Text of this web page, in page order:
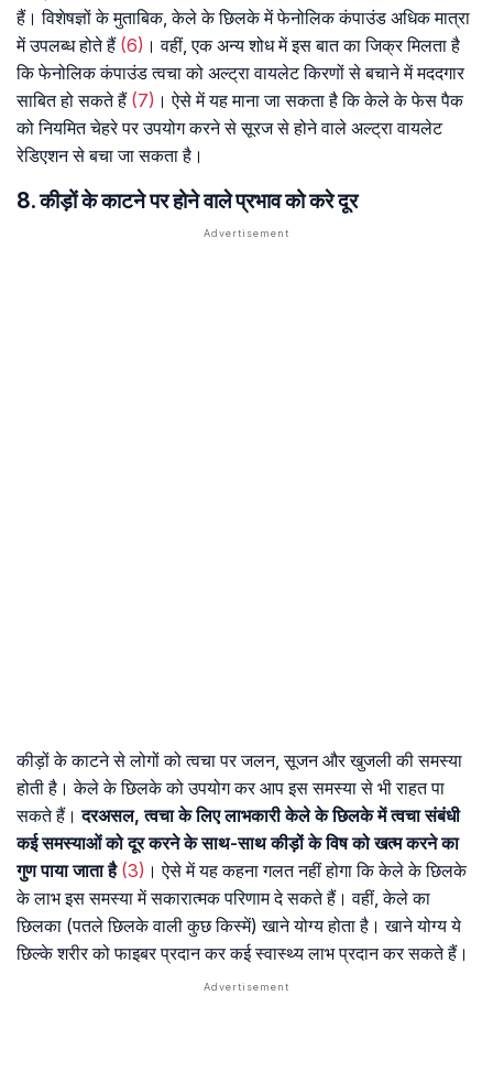
हैं। विशेषज्ञों के मुताबिक, केले के छिलके में फेनोलिक कंपाउंड अधिक मात्रा
में उपलब्ध होते हैं (6) । वहीं, एक अन्य शोध में इस बात का जिक्र मिलता है
कि फेनोलिक कंपाउंड त्वचा को अल्ट्रा वायलेट किरणों से बचाने में मददगार
साबित हो सकते हैं (7) । ऐसे में यह माना जा सकता है कि केले के फेस पैक
को नियमित चेहरे पर उपयोग करने से सूरज से होने वाले अल्ट्रा वायलेट
रेडिएशन से बचा जा सकता है।
8. कीड़ों के काटने पर होने वाले प्रभाव को करे दूर
कीड़ों के काटने से लोगों को त्वचा पर जलन, सूजन और खुजली की समस्या
होती है। केले के छिलके को उपयोग कर आप इस समस्या से भी राहत पा
सकते हैं।दरअसल, त्वचा के लिए लाभकारी केले के छिलके में त्वचा संबंधी
कई समस्याओं को दूर करने के साथ-साथ कीड़ों के विष को खत्म करने का
गुण पाया जाता है (3) । ऐसे में यह कहना गलत नहीं होगा कि केले के छिलके
के लाभ इस समस्या में सकारात्मक परिणाम दे सकते हैं। वहीं, केले का
छिलका (पतले छिलके वाली कुछ किस्में) खाने योग्य होता है। खाने योग्य ये
छिल्के शरीर को फाइबर प्रदान कर कई स्वास्थ्य लाभ प्रदान कर सकते हैं।